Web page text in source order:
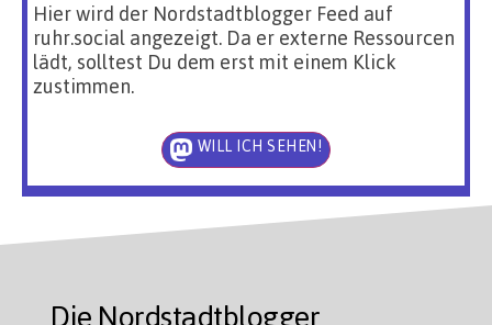
Hier wird der Nordstadtblogger Feed auf
ruhr.social angezeigt. Da er externe Ressourcen
lädt, solltest Du dem erst mit einem Klick
zustimmen.
WILL ICH SEHEN!
Die Nordstadtblogger